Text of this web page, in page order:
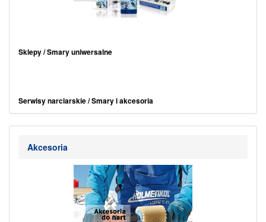
Sklepy / Smary uniwersalne
Serwisy narciarskie / Smary i akcesoria
Akcesoria